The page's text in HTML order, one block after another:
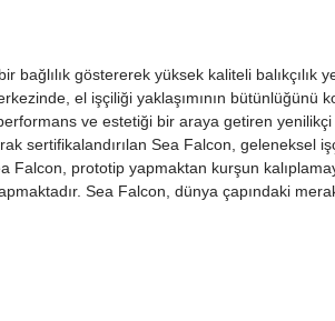
göstererek yüksek kaliteli balıkçılık
el işçiliği yaklaşımının
ve estetiği bir araya getiren
sertifikalandırılan Sea Falcon, geleneksel
Falcon, prototip yapmaktan kurşun
Sea Falcon, dünya çapındaki